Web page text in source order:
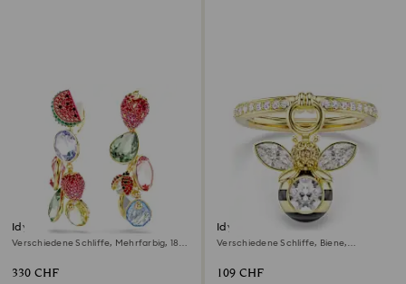
Idyllia Ohrclips
Verschiedene Schliffe, Mehrfarbig, 18K
330 CHF
Idyllia Motivring
Verschiedene Schliffe, Biene,
109 CHF